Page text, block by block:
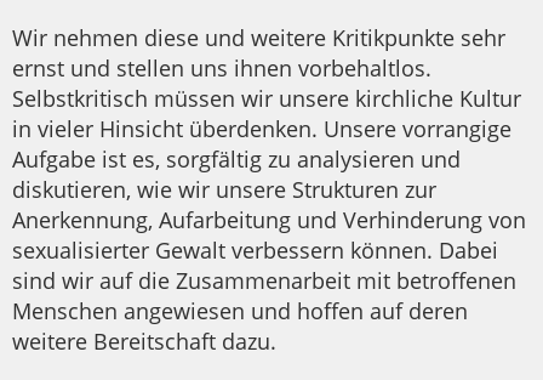
Wir nehmen diese und weitere Kritikpunkte sehr
ernst und stellen uns ihnen vorbehaltlos.
Selbstkritisch müssen wir unsere kirchliche Kultur
in vieler Hinsicht überdenken. Unsere vorrangige
Aufgabe ist es, sorgfältig zu analysieren und
diskutieren, wie wir unsere Strukturen zur
Anerkennung, Aufarbeitung und Verhinderung von
sexualisierter Gewalt verbessern können. Dabei
sind wir auf die Zusammenarbeit mit betroffenen
Menschen angewiesen und hoffen auf deren
weitere Bereitschaft dazu.